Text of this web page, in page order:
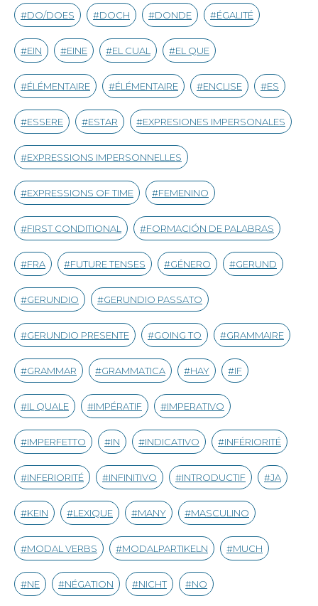
DO/DOES DOCH DONDE ÉGALITÉ
EIN EINE EL CUAL EL QUE
ÉLÉMENTAIRE ÉLÉMENTAIRE ENCLISE ES
ESSERE ESTAR EXPRESIONES IMPERSONALES
EXPRESSIONS IMPERSONNELLES
EXPRESSIONS OF TIME FEMENINO
FIRST CONDITIONAL FORMACIÓN DE PALABRAS
FRA FUTURE TENSES GÉNERO GERUND
GERUNDIO GERUNDIO PASSATO
GERUNDIO PRESENTE GOING TO GRAMMAIRE
GRAMMAR GRAMMATICA HAY IF
IL QUALE IMPÉRATIF IMPERATIVO
IMPERFETTO IN INDICATIVO INFÉRIORITÉ
INFERIORITÉ INFINITIVO INTRODUCTIF JA
KEIN LEXIQUE MANY MASCULINO
MODAL VERBS MODALPARTIKELN MUCH
NE NÉGATION NICHT NO